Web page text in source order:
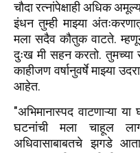
चौदा रत्नांपेक्षाही अधिक
इंधन तुम्ही माझ्या
मला सदैव कौतुक वाटते.
दुःख मी सहन करतो. तुमच्या
काहीजण वर्षानुवर्षे माझ्या
आहेत.
"अभिमानास्पद वाटणाऱ्या
घटनांची मला चाहूल
अधिवासाबाबतचे झगडे